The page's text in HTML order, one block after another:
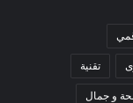
تقنية
و جمال